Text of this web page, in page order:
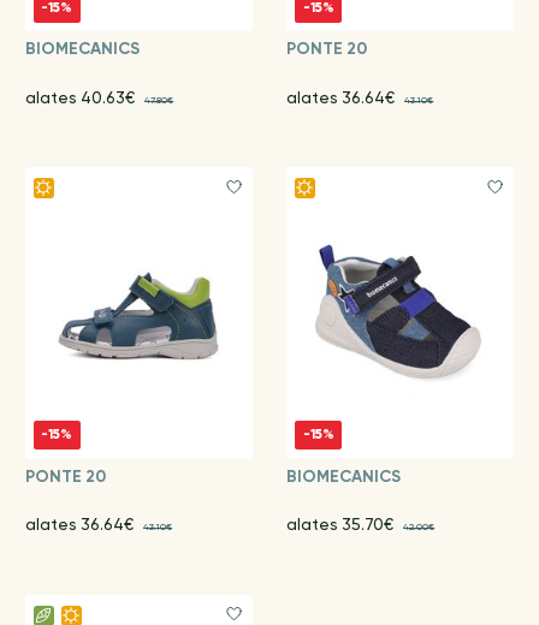
-15%
BIOMECANICS
alates 40.63€ 47.80€
-15%
PONTE 20
alates 36.64€ 43.10€
-15%
PONTE 20
alates 36.64€ 43.10€
-15%
BIOMECANICS
alates 35.70€ 42.00€